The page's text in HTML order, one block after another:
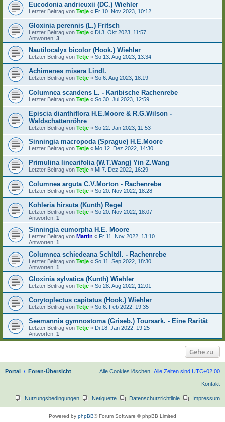
Eucodonia andrieuxii (DC.) Wiehler
Letzter Beitrag von Tetje « Fr 10. Nov 2023, 10:12
Gloxinia perennis (L.) Fritsch
Letzter Beitrag von Tetje « Di 3. Okt 2023, 11:57
Antworten: 3
Nautilocalyx bicolor (Hook.) Wiehler
Letzter Beitrag von Tetje « So 13. Aug 2023, 13:34
Achimenes misera Lindl.
Letzter Beitrag von Tetje « So 6. Aug 2023, 18:19
Columnea scandens L. - Karibische Rachenrebe
Letzter Beitrag von Tetje « So 30. Jul 2023, 12:59
Episcia dianthiflora H.E.Moore & R.G.Wilson -
Waldschattenröhre
Letzter Beitrag von Tetje « So 22. Jan 2023, 11:53
Sinningia macropoda (Sprague) H.E.Moore
Letzter Beitrag von Tetje « Mo 12. Dez 2022, 14:30
Primulina linearifolia (W.T.Wang) Yin Z.Wang
Letzter Beitrag von Tetje « Mi 7. Dez 2022, 16:29
Columnea arguta C.V.Morton - Rachenrebe
Letzter Beitrag von Tetje « So 20. Nov 2022, 18:28
Kohleria hirsuta (Kunth) Regel
Letzter Beitrag von Tetje « So 20. Nov 2022, 18:07
Antworten: 1
Sinningia eumorpha H.E. Moore
Letzter Beitrag von Martin « Fr 11. Nov 2022, 13:10
Antworten: 1
Columnea schiedeana Schltdl. - Rachenrebe
Letzter Beitrag von Tetje « So 11. Sep 2022, 18:30
Antworten: 1
Gloxinia sylvatica (Kunth) Wiehler
Letzter Beitrag von Tetje « So 28. Aug 2022, 12:01
Corytoplectus capitatus (Hook.) Wiehler
Letzter Beitrag von Tetje « So 6. Feb 2022, 19:35
Seemannia gymnostoma (Griseb.) Toursark. - Eine Rarität
Letzter Beitrag von Tetje « Di 18. Jan 2022, 19:25
Antworten: 1
Gehe zu
Portal Foren-Übersicht Alle Zeiten sind UTC+02:00
Alle Cookies löschen
Kontakt
Impressum
Datenschutzrichtlinie
Netiquette
Nutzungsbedingungen
Powered by phpBB® Forum Software © phpBB Limited